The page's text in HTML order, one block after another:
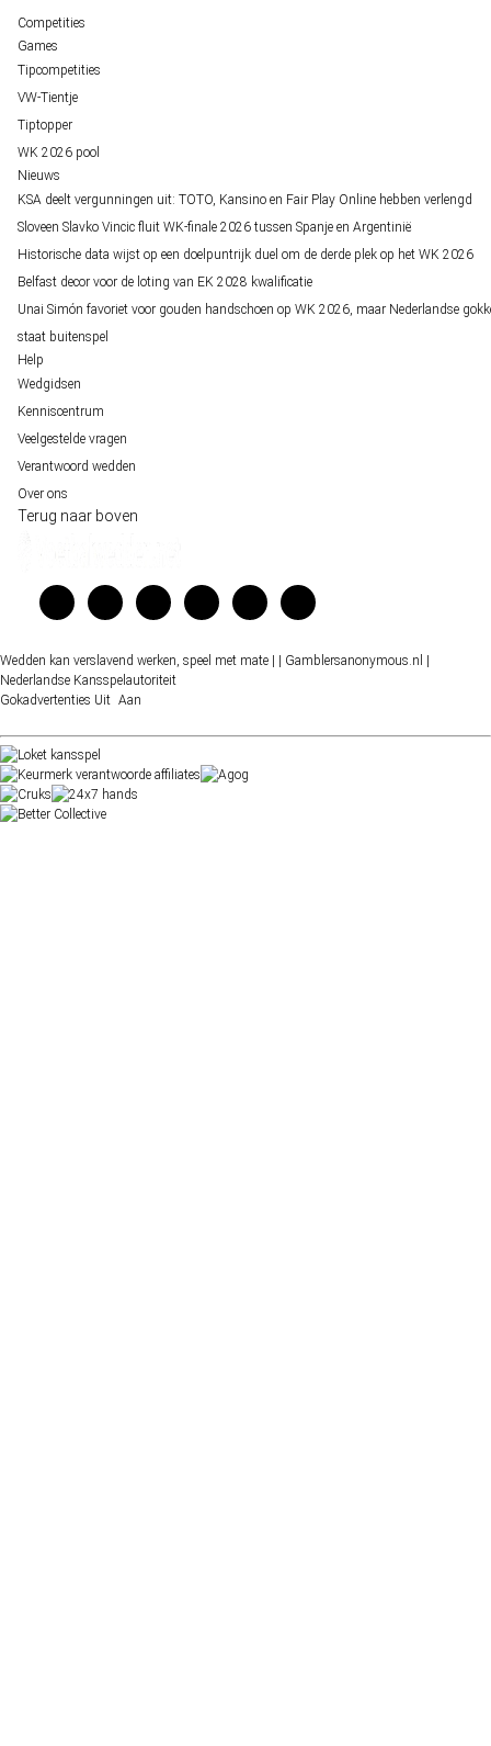
Competities
Games
Tipcompetities
VW-Tientje
Tiptopper
WK 2026 pool
Nieuws
KSA deelt vergunningen uit: TOTO, Kansino en Fair Play Online hebben verlengd
Sloveen Slavko Vincic fluit WK-finale 2026 tussen Spanje en Argentinië
Historische data wijst op een doelpuntrijk duel om de derde plek op het WK 2026
Belfast decor voor de loting van EK 2028 kwalificatie
Unai Simón favoriet voor gouden handschoen op WK 2026, maar Nederlandse
staat buitenspel
Help
Wedgidsen
Kenniscentrum
Veelgestelde vragen
Verantwoord wedden
Over ons
Terug naar boven
Wedden kan verslavend werken, speel met mate | | Gamblersanonymous.nl |
Nederlandse Kansspelautoriteit
Gokadvertenties Uit Aan